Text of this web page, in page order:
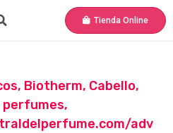
Tienda Online
, Biotherm, Cabello,
perfumes,
adv